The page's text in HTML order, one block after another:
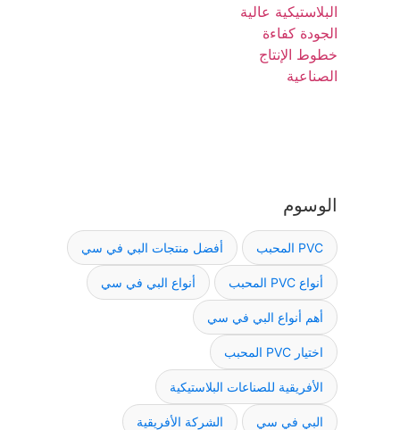
الوسوم
PVC المحبب أفضل منتجات البي في سي
أنواع PVC المحبب أنواع البي في سي
أهم أنواع البي في سي
اختيار PVC المحبب
الأفريقية للصناعات البلاستيكية
البي في سي الشركة الأفريقية